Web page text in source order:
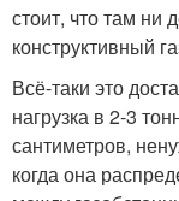
стоит, что там ни
конструктивный
Всё-таки это
нагрузка в 2-3
сантиметров,
когда она